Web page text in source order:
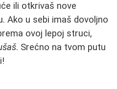
ili otkrivaš nove
Ako u sebi imaš dovoljno
ovoj lepoj struci,
. Srećno na tvom putu